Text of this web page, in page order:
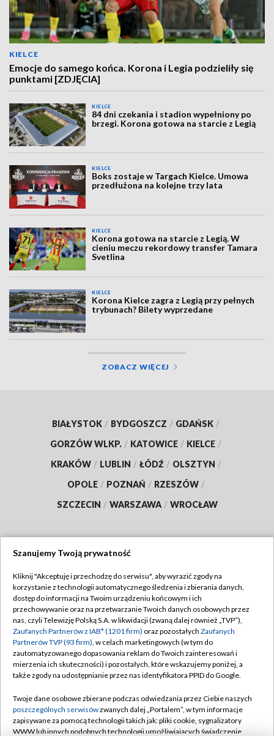
KIELCE
Emocje do samego końca. Korona i Legia podzieliły się
punktami [ZDJĘCIA]
KIELCE
84 dni czekania i stadion wypełniony po
brzegi. Korona gotowa na starcie z Legią
KIELCE
Boks zostaje w Targach Kielce. Umowa
przedłużona na kolejne trzy lata
KIELCE
Korona gotowa na starcie z Legią. W
cieniu meczu rekordowy transfer Tamara
Svetlina
KIELCE
Korona Kielce zagra z Legią przy pełnych
trybunach? Bilety wyprzedane
ZOBACZ WIĘCEJ
BIAŁYSTOK / BYDGOSZCZ / GDAŃSK /
GORZÓW WLKP. / KATOWICE / KIELCE /
KRAKÓW / LUBLIN / ŁÓDŹ / OLSZTYN /
OPOLE / POZNAŃ / RZESZÓW /
SZCZECIN / WARSZAWA / WROCŁAW
TVP
Abonament TVP
Emisja w TVP
Centrum informacji TVP
Naziemna Telewizja Cyfrowa
Rada Programowa
System NOS
Regulamin TVP
Polityka prywatności
Moje zgody
Pomoc
Kontakt
Szanujemy Twoją prywatność
Kliknij "Akceptuję i przechodzę do serwisu", aby wyrazić zgody na
korzystanie z technologii automatycznego śledzenia i zbierania danych,
dostęp do informacji na Twoim urządzeniu końcowym i ich
przechowywanie oraz na przetwarzanie Twoich danych osobowych przez
nas, czyli Telewizję Polską S.A. w likwidacji (zwaną dalej również „TVP”),
Zaufanych Partnerów z IAB* (1201 firm) oraz pozostałych Zaufanych
Partnerów TVP (93 firm), w celach marketingowych (w tym do
zautomatyzowanego dopasowania reklam do Twoich zainteresowań i
mierzenia ich skuteczności) i pozostałych, które wskazujemy poniżej, a
także zgody na udostępnianie przez nas identyfikatora PPID do Google.
Twoje dane osobowe zbierane podczas odwiedzania przez Ciebie naszych
poszczególnych serwisówzwanych dalej „Portalem”, w tym informacje
zapisywane za pomocą technologii takich jak: pliki cookie, sygnalizatory
WWW lub innych podobnych technologii umożliwiających świadczenie